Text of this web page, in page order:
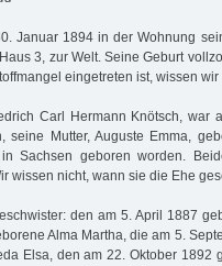
Januar 1894 in der Wohnung
3, zur Welt. Seine Geburt
eingetreten ist, wissen wir
Carl Hermann Knötsch, war
seine Mutter, Auguste Emma,
Sachsen geboren worden.
wissen nicht, wann sie die Ehe
den am 5. April 1887
Alma Martha, die am 5.
Elsa, den am 22. Oktober 1892